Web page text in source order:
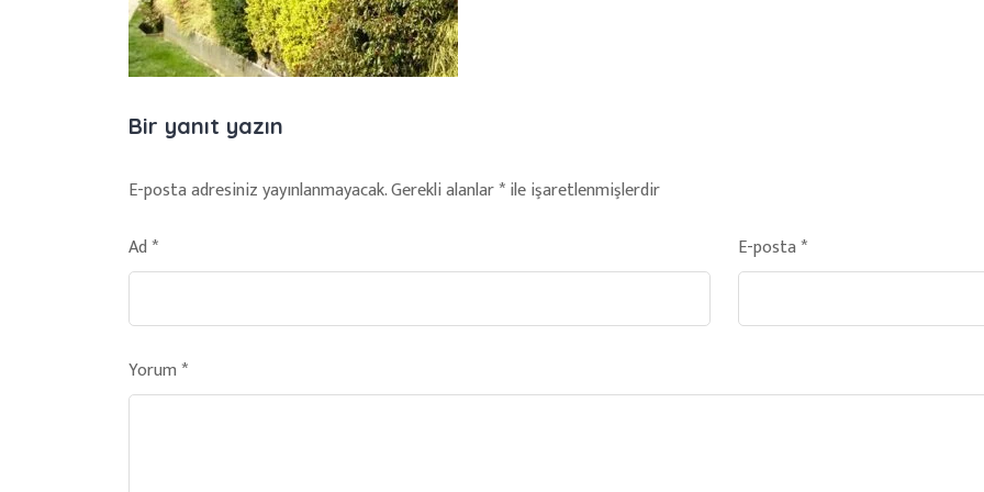
Bir yanıt yazın
E-posta adresiniz yayınlanmayacak.Gerekli alanlar*ile işaretlenmişlerdir
Ad* E-posta*
Yorum*